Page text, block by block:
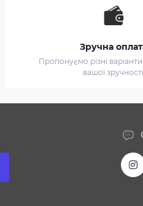
Зручна
Пропонуємо різні
вашої зручності